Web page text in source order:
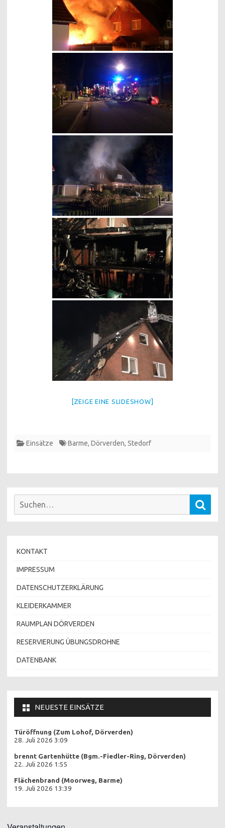
[ZEIGE EINE SLIDESHOW]
Einsätze Barme, Dörverden, Stedorf
Suchen
KONTAKT
IMPRESSUM
DATENSCHUTZERKLÄRUNG
KLEIDERKAMMER
RAUMPLAN DÖRVERDEN
RESERVIERUNG ÜBUNGSDROHNE
DATENBANK
NEUESTE EINSÄTZE
Türöffnung (Zum Lohof, Dörverden)
28. Juli 2026 3:09
brennt Gartenhütte (Bgm.-Fiedler-Ring, Dörverden)
22. Juli 2026 1:55
Flächenbrand (Moorweg, Barme)
19. Juli 2026 13:39